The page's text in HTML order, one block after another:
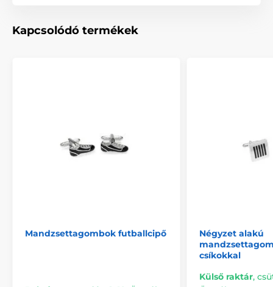
Kapcsolódó termékek
Mandzsettagombok futballcipő
Négyzet alakú
csíkokkal
Külső raktár,